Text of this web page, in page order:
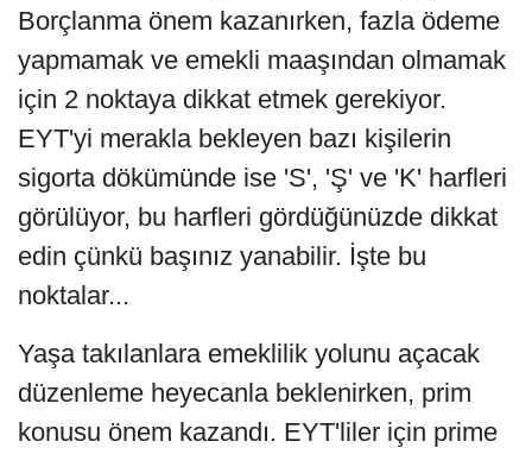
Borçlanma önem kazanırken, fazla ödeme
yapmamak ve emekli maaşından olmamak
için 2 noktaya dikkat etmek gerekiyor.
EYT'yi merakla bekleyen bazı kişilerin
sigorta dökümünde ise 'S', 'Ş' ve 'K' harfleri
görülüyor, bu harfleri gördüğünüzde dikkat
edin çünkü başınız yanabilir. İşte bu
noktalar...
Yaşa takılanlara emeklilik yolunu açacak
düzenleme heyecanla beklenirken, prim
konusu önem kazandı. EYT'liler için prime